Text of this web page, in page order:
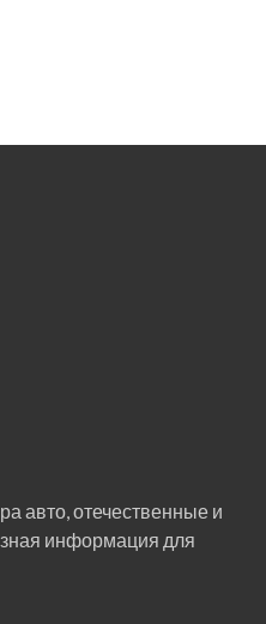
авто, отечественные и
информация для